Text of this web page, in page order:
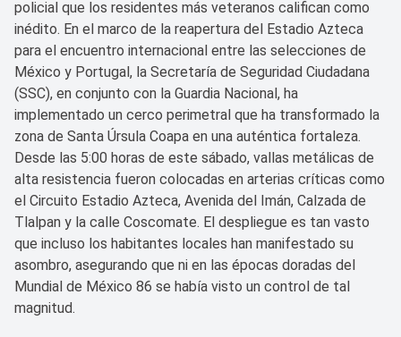
policial que los residentes más veteranos califican como
inédito. En el marco de la reapertura del Estadio Azteca
para el encuentro internacional entre las selecciones de
México y Portugal, la Secretaría de Seguridad Ciudadana
(SSC), en conjunto con la Guardia Nacional, ha
implementado un cerco perimetral que ha transformado la
zona de Santa Úrsula Coapa en una auténtica fortaleza.
Desde las 5:00 horas de este sábado, vallas metálicas de
alta resistencia fueron colocadas en arterias críticas como
el Circuito Estadio Azteca, Avenida del Imán, Calzada de
Tlalpan y la calle Coscomate. El despliegue es tan vasto
que incluso los habitantes locales han manifestado su
asombro, asegurando que ni en las épocas doradas del
Mundial de México 86 se había visto un control de tal
magnitud.